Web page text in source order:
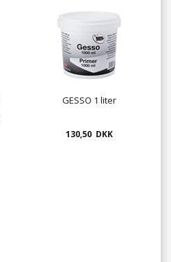
GESSO 1 liter
130,50 DKK